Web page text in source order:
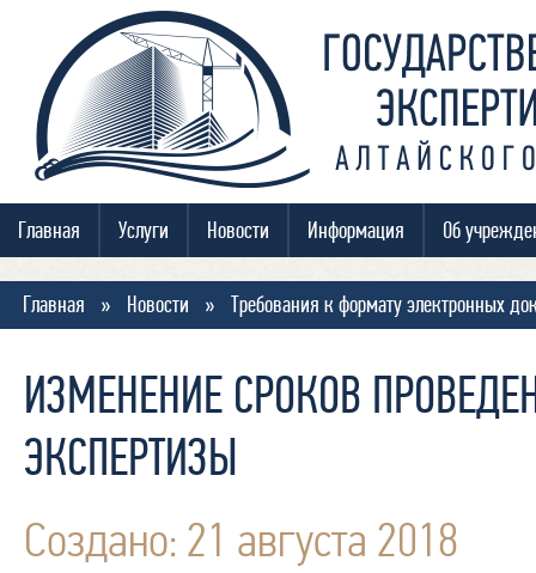
Главная Услуги Новости Информация Об
Главная » Новости » Требования к формату электронных
ИЗМЕНЕНИЕ СРОКОВ
ЭКСПЕРТИЗЫ
Создано: 21 августа 2018